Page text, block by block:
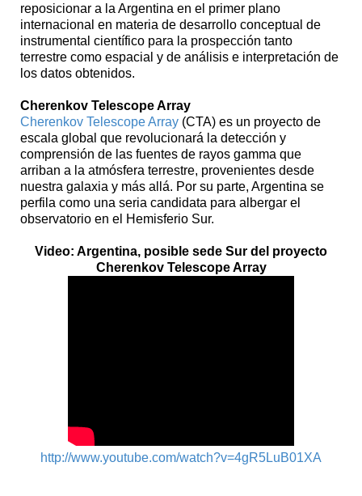
reposicionar a la Argentina en el primer plano
internacional en materia de desarrollo conceptual de
instrumental científico para la prospección tanto
terrestre como espacial y de análisis e interpretación de
los datos obtenidos.
Cherenkov Telescope Array
Cherenkov Telescope Array (CTA) es un proyecto de
escala global que revolucionará la detección y
comprensión de las fuentes de rayos gamma que
arriban a la atmósfera terrestre, provenientes desde
nuestra galaxia y más allá. Por su parte, Argentina se
perfila como una seria candidata para albergar el
observatorio en el Hemisferio Sur.
Video: Argentina, posible sede Sur del proyecto
Cherenkov Telescope Array
http://www.youtube.com/watch?v=4gR5LuB01XA